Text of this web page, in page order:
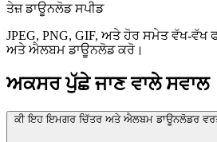
ਤੇਜ਼ ਡਾਊਨਲੋਡ ਸਪੀਡ
JPEG, PNG, GIF, ਅਤੇ ਹੋਰ ਸਮੇਤ ਵੱਖ-ਵੱਖ
ਅਤੇ ਐਲਬਮ ਡਾਊਨਲੋਡ ਕਰੋ।
ਅਕਸਰ ਪੁੱਛੇ ਜਾਣ ਵਾਲੇ ਸਵਾਲ
ਕੀ ਇਹ ਇਮਗਰ ਚਿੱਤਰ ਅਤੇ ਐਲਬਮ ਡਾਊਨਲੋਡਰ